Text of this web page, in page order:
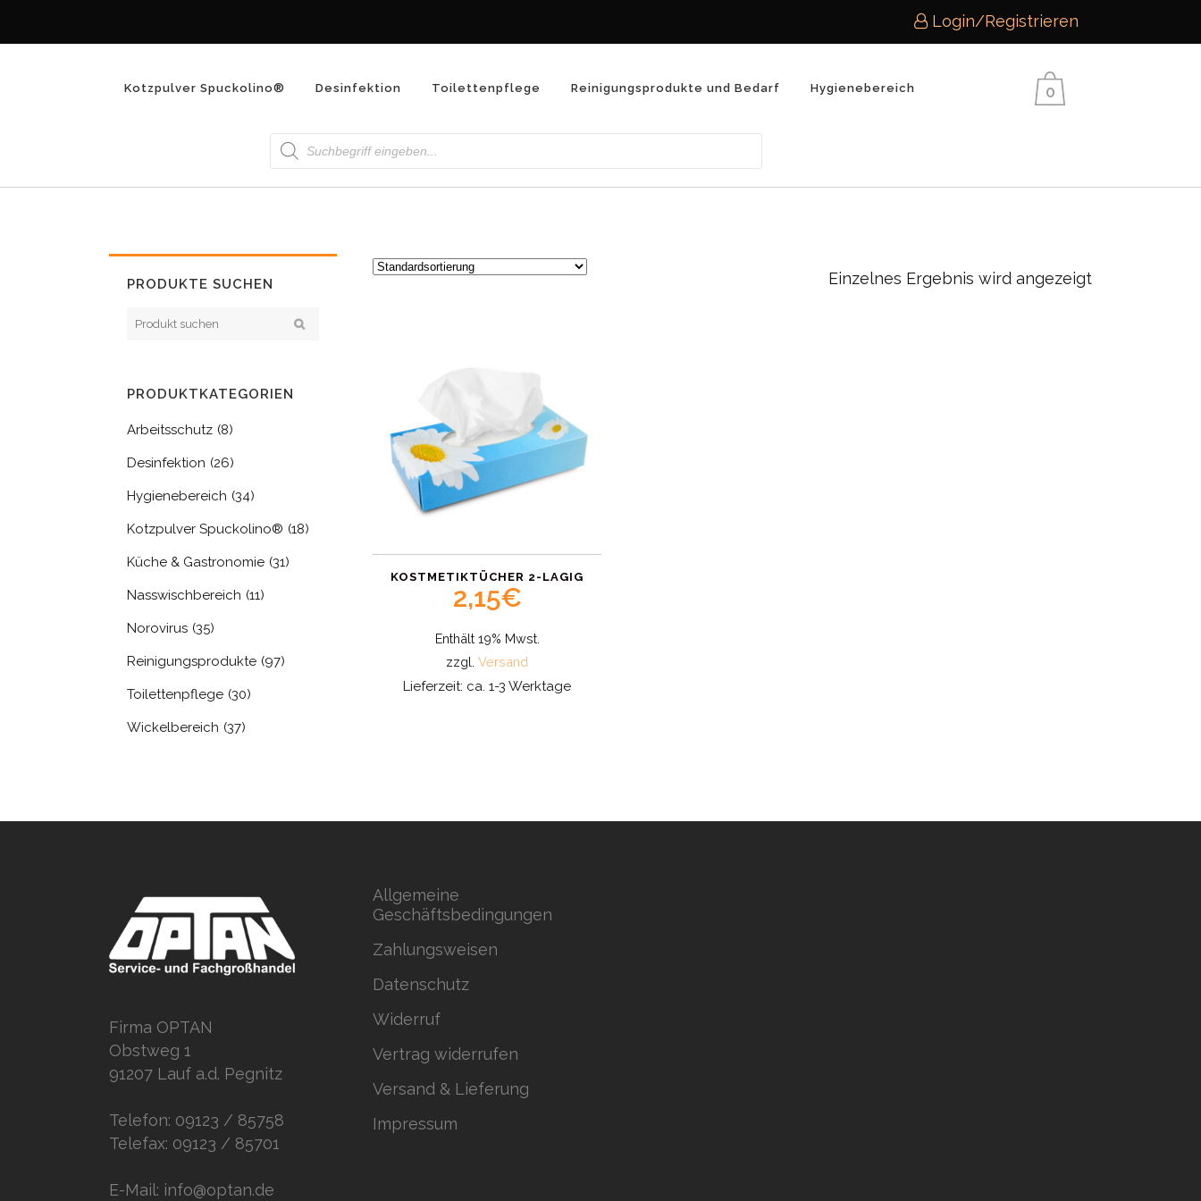
Login/Registrieren
0
Kotzpulver Spuckolino® Desinfektion Toilettenpflege Reinigungsprodukte und Bedarf Hygienebereich
Products
search
PRODUKTE SUCHEN
PRODUKTKATEGORIEN
Arbeitsschutz (8)
Desinfektion (26)
Hygienebereich (34)
Kotzpulver Spuckolino® (18)
Küche & Gastronomie (31)
Nasswischbereich (11)
Norovirus (35)
Reinigungsprodukte (97)
Toilettenpflege (30)
Wickelbereich (37)
Einzelnes Ergebnis wird angezeigt
KOSTMETIKTÜCHER 2-LAGIG
2,15€
Enthält 19% Mwst.
zzgl.Versand
Lieferzeit: ca. 1-3 Werktage
Firma OPTAN
Obstweg 1
91207 Lauf a.d. Pegnitz
Telefon: 09123 / 85758
Telefax: 09123 / 85701
E-Mail: info@optan.de
Allgemeine
Geschäftsbedingungen
Zahlungsweisen
Datenschutz
Widerruf
Vertrag widerrufen
Versand & Lieferung
Impressum